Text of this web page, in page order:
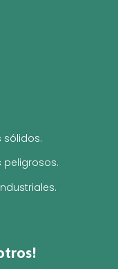
sólidos.
peligrosos.